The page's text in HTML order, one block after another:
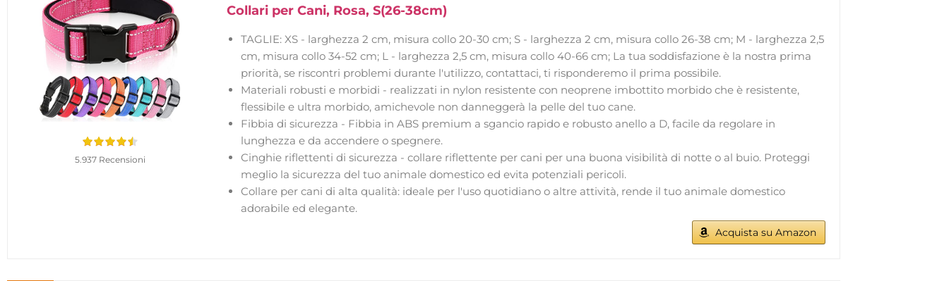
5.937 Recensioni
Collari per Cani, Rosa, S(26-38cm)
TAGLIE: XS - larghezza 2 cm, misura collo 20-30 cm; S - larghezza 2 cm, misura collo 26-38 cm; M - larghezza 2,5
cm, misura collo 34-52 cm; L - larghezza 2,5 cm, misura collo 40-66 cm; La tua soddisfazione è la nostra prima
priorità, se riscontri problemi durante l'utilizzo, contattaci, ti risponderemo il prima possibile.
Materiali robusti e morbidi - realizzati in nylon resistente con neoprene imbottito morbido che è resistente,
flessibile e ultra morbido, amichevole non danneggerà la pelle del tuo cane.
Fibbia di sicurezza - Fibbia in ABS premium a sgancio rapido e robusto anello a D, facile da regolare in
lunghezza e da accendere o spegnere.
Cinghie riflettenti di sicurezza - collare riflettente per cani per una buona visibilità di notte o al buio. Proteggi
meglio la sicurezza del tuo animale domestico ed evita potenziali pericoli.
Collare per cani di alta qualità: ideale per l'uso quotidiano o altre attività, rende il tuo animale domestico
adorabile ed elegante.
Acquista su Amazon